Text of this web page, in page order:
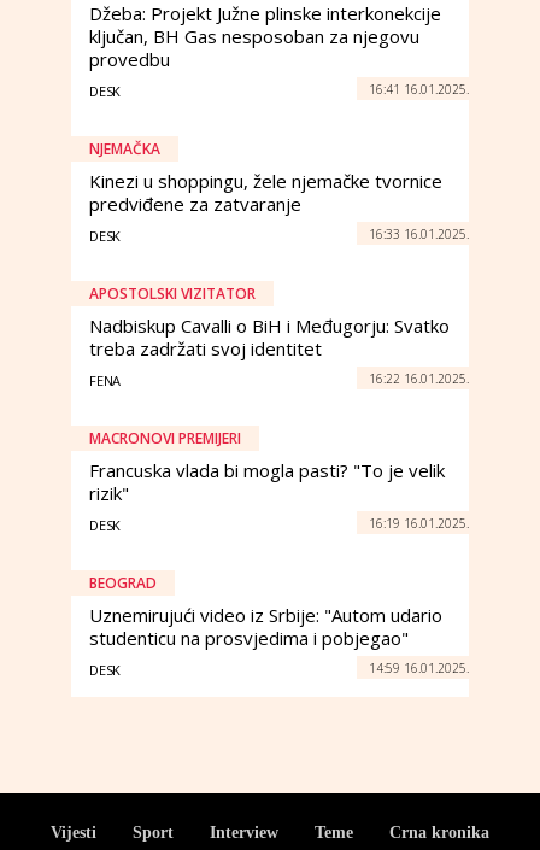
Džeba: Projekt Južne plinske interkonekcije
ključan, BH Gas nesposoban za njegovu
provedbu
DESK 16:41 16.01.2025.
NJEMAČKA
Kinezi u shoppingu, žele njemačke tvornice
predviđene za zatvaranje
DESK 16:33 16.01.2025.
APOSTOLSKI VIZITATOR
Nadbiskup Cavalli o BiH i Međugorju: Svatko
treba zadržati svoj identitet
FENA 16:22 16.01.2025.
MACRONOVI PREMIJERI
Francuska vlada bi mogla pasti? "To je velik
rizik"
DESK 16:19 16.01.2025.
BEOGRAD
Uznemirujući video iz Srbije: "Autom udario
studenticu na prosvjedima i pobjegao"
DESK 14:59 16.01.2025.
Vijesti Sport Interview Teme Crna kronika